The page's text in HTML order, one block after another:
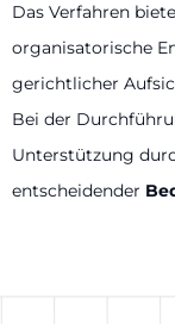
Das Verfahren
organisatorische
gerichtlicher
Bei der
Unterstützung
entscheidender